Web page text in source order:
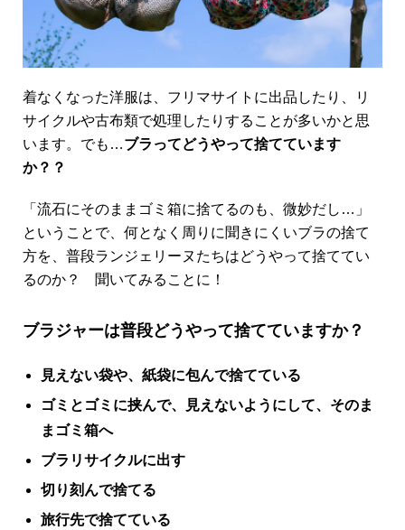
着なくなった洋服は、フリマサイトに出品したり、リ
サイクルや古布類で処理したりすることが多いかと思
います。でも…ブラってどうやって捨てています
か？？
「流石にそのままゴミ箱に捨てるのも、微妙だし…」
ということで、何となく周りに聞きにくいブラの捨て
方を、普段ランジェリーヌたちはどうやって捨ててい
るのか？ 聞いてみることに！
ブラジャーは普段どうやって捨てていますか？
見えない袋や、紙袋に包んで捨てている
ゴミとゴミに挟んで、見えないようにして、そのま
まゴミ箱へ
ブラリサイクルに出す
切り刻んで捨てる
旅行先で捨てている